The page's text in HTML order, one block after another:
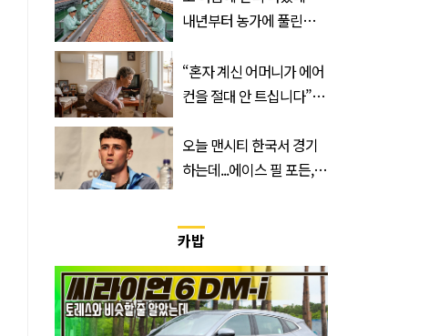
내년부터 농가에 풀린다는
“혼자 계신 어머니가 에어
컨을 절대 안 트십니다”…
오늘 맨시티 한국서 경기
하는데...에이스 필 포든,
카밥